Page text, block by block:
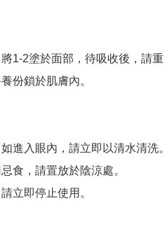
1-2塗於面部，待吸收後，請重
份鎖於肌膚內。
進入眼內，請立即以清水清洗。
食，請置放於陰涼處。
立即停止使用。